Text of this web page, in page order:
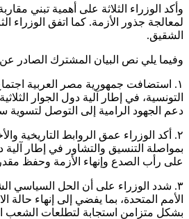
وأكد الوزراء الثلاثة على أهمية تبني
لمعالجة جذور الأزمة. كما اتفق الوزراء
الشقيق.
وفيما يلي نص البيان المشترك الصادر عن
١. استضافت جمهورية مصر العربية
التونسية، في إطار آلية دول الجوار
دعم الجهود الرامية إلى التوصل لتسوية
٢. أكد الوزراء عمق الروابط التاريخية
بمواصلة التنسيق والتشاور في إطار آلية
على رأب الصدع وإنهاء الأزمة وحفظ
٣. شدد الوزراء على أن الحل السياسي
الأمم المتحدة، بما يفضي إلى إنهاء حالة
بشكل متزامن استجابة لتطلعات الشعب